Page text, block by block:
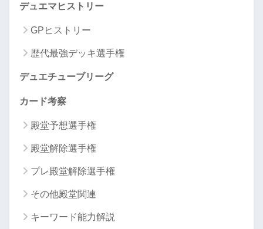
デュエマヒストリー
GPヒストリー
歴代最強デッキ選手権
デュエチューブリーグ
カード考察
殿堂予想選手権
殿堂解除選手権
プレ殿堂解除選手権
その他殿堂関連
キーワード能力解説